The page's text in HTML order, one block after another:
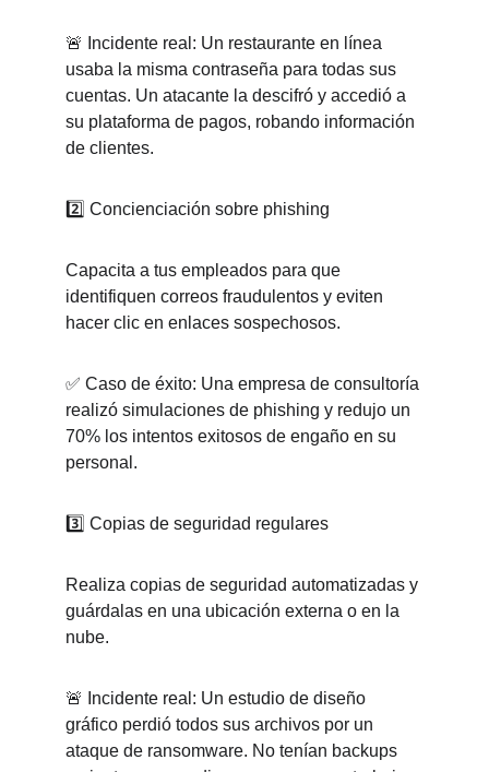
🚨 Incidente real: Un restaurante en línea
usaba la misma contraseña para todas sus
cuentas. Un atacante la descifró y accedió a
su plataforma de pagos, robando información
de clientes.
2️⃣ Concienciación sobre phishing
Capacita a tus empleados para que
identifiquen correos fraudulentos y eviten
hacer clic en enlaces sospechosos.
✅ Caso de éxito: Una empresa de consultoría
realizó simulaciones de phishing y redujo un
70% los intentos exitosos de engaño en su
personal.
3️⃣ Copias de seguridad regulares
Realiza copias de seguridad automatizadas y
guárdalas en una ubicación externa o en la
nube.
🚨 Incidente real: Un estudio de diseño
gráfico perdió todos sus archivos por un
ataque de ransomware. No tenían backups